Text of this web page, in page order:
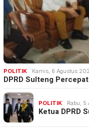
POLITIK Kamis, 6 Agustus
DPRD Sulteng
POLITIK Rabu,
Ketua DPRD